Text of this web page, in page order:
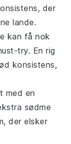
der
lande.
kan få nok
try. En rig
konsistens,
med en
sødme
der elsker